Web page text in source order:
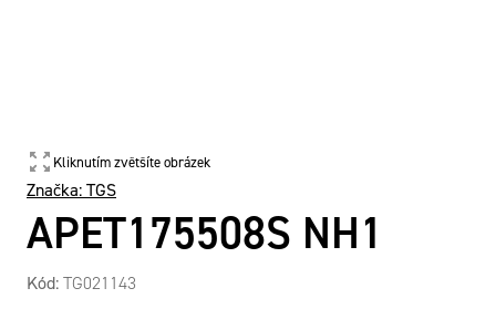
Kliknutím zvětšíte obrázek
APET175508S NH1
Značka: TGS
Kód: TG021143